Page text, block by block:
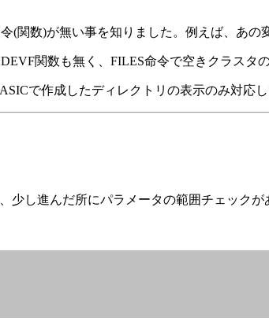
(関数)が無い事を知りました。例えば、あの
関数も無く、FILES命令で空きクラスタ
で作成したディレクトリの表示のみ対応し
し進んだ所にパラメータの範囲チェックが